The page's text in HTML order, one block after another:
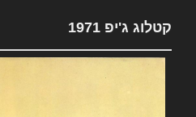
קטלוג ג'יפ 1971